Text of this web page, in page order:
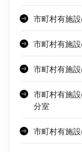
市町村有施
市町村有施
市町村有施
市町村有施
分室
市町村有施